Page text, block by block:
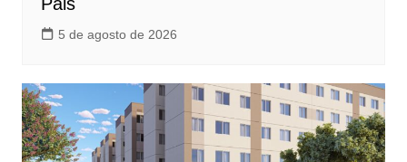
5 de agosto de 2026